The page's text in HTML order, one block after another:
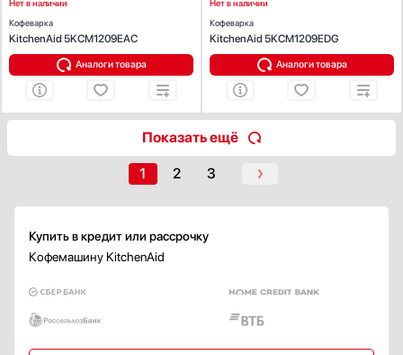
Чашек
Переключателей
Дисплея
Зоны приготовления
Противокапельная система
Элементы управления
Кнопочные
Сенсорные
Сенсорные / кнопочные
Показать все
Нет в наличии
Кофеварка
KitchenAid 5KCM1209EAC
Аналоги товара
Нет в наличии
Кофеварка
KitchenAid 5KCM1209EDG
Аналоги товара
Показать ещё
1 2 3
Купить в кредит или рассрочку
Кофемашину KitchenAid